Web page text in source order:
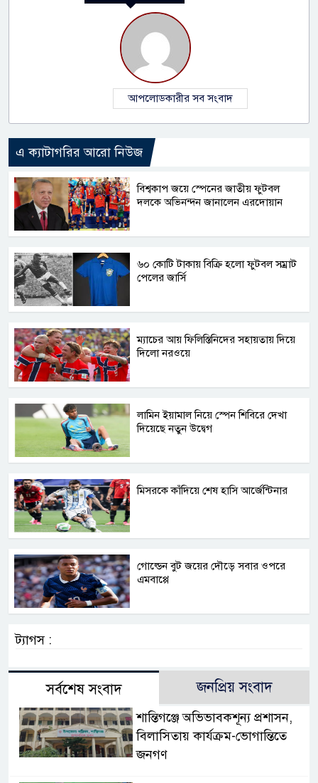
আপলোডকারীর সব সংবাদ
এ ক্যাটাগরির আরো নিউজ
বিশ্বকাপ জয়ে স্পেনের জাতীয় ফুটবল
দলকে অভিনন্দন জানালেন এরদোয়ান
৬০ কোটি টাকায় বিক্রি হলো ফুটবল সম্রাট
পেলের জার্সি
ম্যাচের আয় ফিলিস্তিনিদের সহায়তায় দিয়ে
দিলো নরওয়ে
লামিন ইয়ামাল নিয়ে স্পেন শিবিরে দেখা
দিয়েছে নতুন উদ্বেগ
মিসরকে কাঁদিয়ে শেষ হাসি আর্জেন্টিনার
গোল্ডেন বুট জয়ের দৌড়ে সবার ওপরে
এমবাপ্পে
ট্যাগস :
সর্বশেষ সংবাদ জনপ্রিয় সংবাদ
‎শান্তিগঞ্জে অভিভাবকশূন্য প্রশাসন,
‎বিলাসিতায় কার্যক্রম-ভোগান্তিতে
জনগণ ‎